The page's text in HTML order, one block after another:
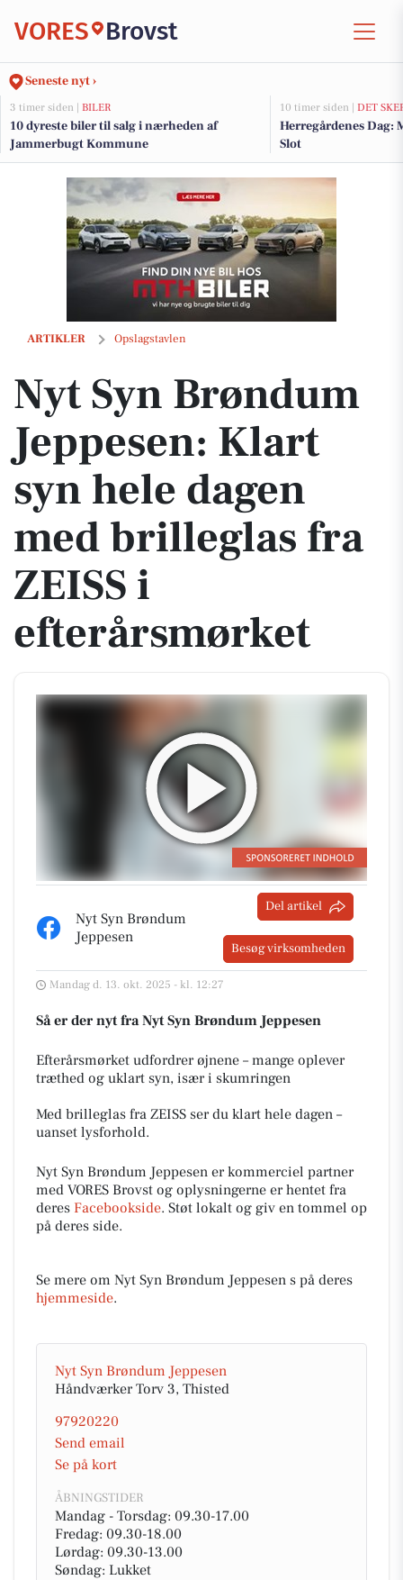
VORES Brovst
Seneste nyt ›
3 timer siden | BILER
10 dyreste biler til salg i nærheden af
Jammerbugt Kommune
10 timer siden | DET
Herregårdenes Dag:
Slot
ARTIKLER Opslagstavlen
Nyt Syn Brøndum Jeppesen: Klart syn hele dagen med brilleglas fra
Nyt Syn Brøndum
Jeppesen: Klart
syn hele dagen
med brilleglas fra
ZEISS i
efterårsmørket
Nyt Syn Brøndum
Jeppesen
Del artikel
Besøg virksomheden
Mandag d. 13. okt. 2025 - kl. 12:27
Så er der nyt fra Nyt Syn Brøndum Jeppesen
Efterårsmørket udfordrer øjnene – mange oplever
træthed og uklart syn, især i skumringen
Med brilleglas fra ZEISS ser du klart hele dagen –
uanset lysforhold.
Nyt Syn Brøndum Jeppesen er kommerciel partner
med VORES Brovst og oplysningerne er hentet fra
deres Facebookside. Støt lokalt og giv en tommel op
på deres side.
Se mere om Nyt Syn Brøndum Jeppesen s på deres
hjemmeside.
Nyt Syn Brøndum Jeppesen
Håndværker Torv 3, Thisted
97920220
Send email
Se på kort
ÅBNINGSTIDER
Mandag - Torsdag: 09.30-17.00
Fredag: 09.30-18.00
Lørdag: 09.30-13.00
Søndag: Lukket